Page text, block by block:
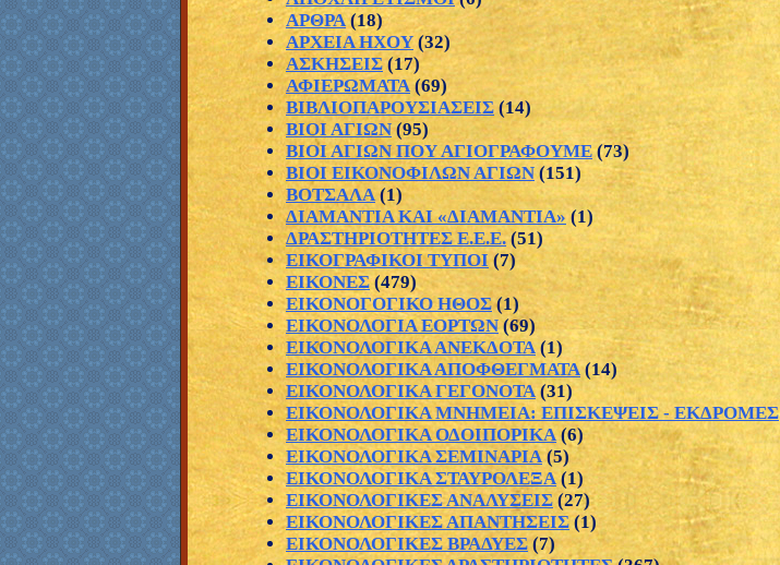
ΑΡΘΡΑ (18)
ΑΡΧΕΙΑ ΗΧΟΥ (32)
ΑΣΚΗΣΕΙΣ (17)
ΑΦΙΕΡΩΜΑΤΑ (69)
ΒΙΒΛΙΟΠΑΡΟΥΣΙΑΣΕΙΣ (14)
ΒΙΟΙ ΑΓΙΩΝ (95)
ΒΙΟΙ ΑΓΙΩΝ ΠΟΥ ΑΓΙΟΓΡΑΦΟΥΜΕ (73)
ΒΙΟΙ ΕΙΚΟΝΟΦΙΛΩΝ ΑΓΙΩΝ (151)
ΒΟΤΣΑΛΑ (1)
ΔΙΑΜΑΝΤΙΑ ΚΑΙ «ΔΙΑΜΑΝΤΙΑ» (1)
ΔΡΑΣΤΗΡΙΟΤΗΤΕΣ Ε.Ε.Ε. (51)
ΕΙΚΟΓΡΑΦΙΚΟΙ ΤΥΠΟΙ (7)
ΕΙΚΟΝΕΣ (479)
ΕΙΚΟΝΟΓΟΓΙΚΟ ΗΘΟΣ (1)
ΕΙΚΟΝΟΛΟΓΙΑ ΕΟΡΤΩΝ (69)
ΕΙΚΟΝΟΛΟΓΙΚΑ ΑΝΕΚΔΟΤΑ (1)
ΕΙΚΟΝΟΛΟΓΙΚΑ ΑΠΟΦΘΕΓΜΑΤΑ (14)
ΕΙΚΟΝΟΛΟΓΙΚΑ ΓΕΓΟΝΟΤΑ (31)
ΕΙΚΟΝΟΛΟΓΙΚΑ ΜΝΗΜΕΙΑ: ΕΠΙΣΚΕΨΕΙΣ - ΕΚΔΡΟΜΕΣ
ΕΙΚΟΝΟΛΟΓΙΚΑ ΟΔΟΙΠΟΡΙΚΑ (6)
ΕΙΚΟΝΟΛΟΓΙΚΑ ΣΕΜΙΝΑΡΙΑ (5)
ΕΙΚΟΝΟΛΟΓΙΚΑ ΣΤΑΥΡΟΛΕΞΑ (1)
ΕΙΚΟΝΟΛΟΓΙΚΕΣ ΑΝΑΛΥΣΕΙΣ (27)
ΕΙΚΟΝΟΛΟΓΙΚΕΣ ΑΠΑΝΤΗΣΕΙΣ (1)
ΕΙΚΟΝΟΛΟΓΙΚΕΣ ΒΡΑΔΥΕΣ (7)